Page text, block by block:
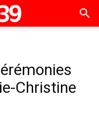
Christine